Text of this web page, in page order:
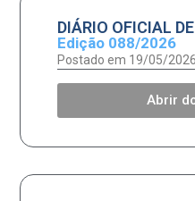
DIÁRIO OFICIAL
Edição 088/2026
Postado em 19/05/2026
Abrir